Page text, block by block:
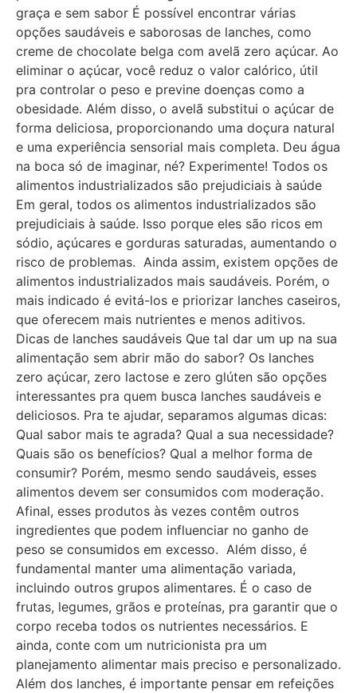
graça e sem sabor É possível encontrar várias
opções saudáveis e saborosas de lanches, como
creme de chocolate belga com avelã zero açúcar. Ao
eliminar o açúcar, você reduz o valor calórico, útil
pra controlar o peso e previne doenças como a
obesidade. Além disso, o avelã substitui o açúcar de
forma deliciosa, proporcionando uma doçura natural
e uma experiência sensorial mais completa. Deu água
na boca só de imaginar, né? Experimente! Todos os
alimentos industrializados são prejudiciais à saúde
Em geral, todos os alimentos industrializados são
prejudiciais à saúde. Isso porque eles são ricos em
sódio, açúcares e gorduras saturadas, aumentando o
risco de problemas. Ainda assim, existem opções de
alimentos industrializados mais saudáveis. Porém, o
mais indicado é evitá-los e priorizar lanches caseiros,
que oferecem mais nutrientes e menos aditivos.
Dicas de lanches saudáveis Que tal dar um up na sua
alimentação sem abrir mão do sabor? Os lanches
zero açúcar, zero lactose e zero glúten são opções
interessantes pra quem busca lanches saudáveis e
deliciosos. Pra te ajudar, separamos algumas dicas:
Qual sabor mais te agrada? Qual a sua necessidade?
Quais são os benefícios? Qual a melhor forma de
consumir? Porém, mesmo sendo saudáveis, esses
alimentos devem ser consumidos com moderação.
Afinal, esses produtos às vezes contêm outros
ingredientes que podem influenciar no ganho de
peso se consumidos em excesso. Além disso, é
fundamental manter uma alimentação variada,
incluindo outros grupos alimentares. É o caso de
frutas, legumes, grãos e proteínas, pra garantir que o
corpo receba todos os nutrientes necessários. E
ainda, conte com um nutricionista pra um
planejamento alimentar mais preciso e personalizado.
Além dos lanches, é importante pensar em refeições